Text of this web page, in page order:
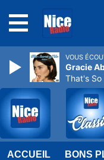
ACCUEIL BONS
VOUS
Gracie
That's So